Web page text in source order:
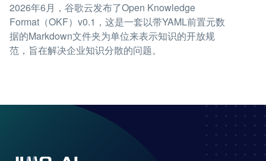
2026年6月，谷歌云发布了Open Knowledge
Format（OKF）v0.1，这是一套以带YAML前置元数
据的Markdown文件夹为单位来表示知识的开放规
范，旨在解决企业知识分散的问题。